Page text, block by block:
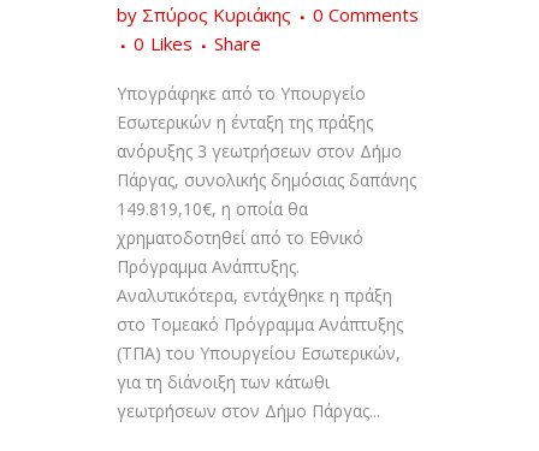
by Σπύρος Κυριάκης
0 Comments
0 Likes Share
Υπογράφηκε από το Υπουργείο
Εσωτερικών η ένταξη της πράξης
ανόρυξης 3 γεωτρήσεων στον Δήμο
Πάργας, συνολικής δημόσιας δαπάνης
149.819,10€, η οποία θα
χρηματοδοτηθεί από το Εθνικό
Πρόγραμμα Ανάπτυξης.
Αναλυτικότερα, εντάχθηκε η πράξη
στο Τομεακό Πρόγραμμα Ανάπτυξης
(ΤΠΑ) του Υπουργείου Εσωτερικών,
για τη διάνοιξη των κάτωθι
γεωτρήσεων στον Δήμο Πάργας...